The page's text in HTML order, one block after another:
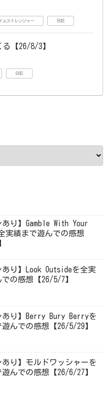
ムストレンジャー 日記
【26/8/3】
日記
あり】Gamble With Your
実績まで遊んでの感想
あり】Look Outsideを全実
の感想【26/5/7】
あり】Berry Bury Berryを
んでの感想【26/5/29】
あり】モルドワッシャーを
んでの感想【26/6/27】